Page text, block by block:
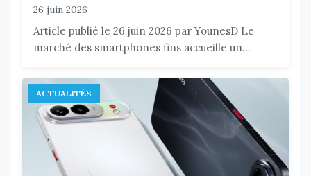
26 juin 2026
Article publié le 26 juin 2026 par YounesD Le
marché des smartphones fins accueille un...
ACTUALITÉS